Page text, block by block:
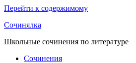
Перейти к содержимому
Сочинялка
Школьные сочинения по литературе
Сочинения